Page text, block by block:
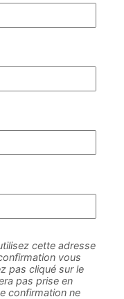
cette adresse
vous
pas cliqué sur le
pas prise en
confirmation ne